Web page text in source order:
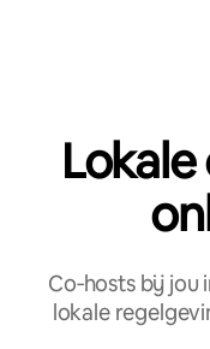
Co‑hosts bij jou
lokale